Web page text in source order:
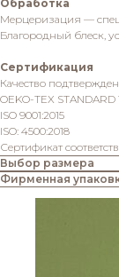
Обработка
Мерцеризация —
Благородный блеск,
Сертификация
Качество
OEKO-TEX STANDARD
ISO 9001:2015
ISO: 4500:2018
Сертификат
Выбор размера
Фирменная